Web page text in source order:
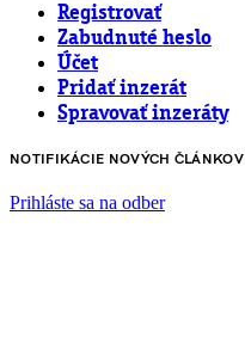
Registrovať
Zabudnuté heslo
Účet
Pridať inzerát
Spravovať inzeráty
NOTIFIKÁCIE NOVÝCH ČLÁNKOV
Prihláste sa na odber